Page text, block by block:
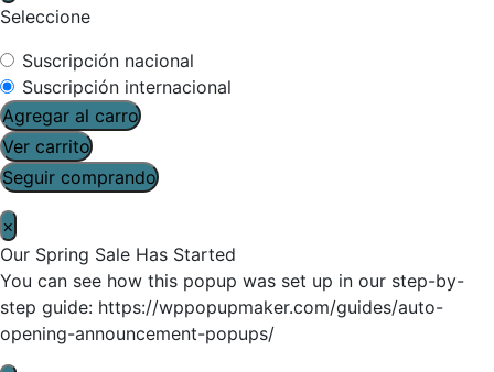
Seleccione
Suscripción nacional
Suscripción internacional
Agregar al carro
Ver carrito
Seguir comprando
×
Our Spring Sale Has Started
You can see how this popup was set up in our step-by-
step guide: https://wppopupmaker.com/guides/auto-
opening-announcement-popups/